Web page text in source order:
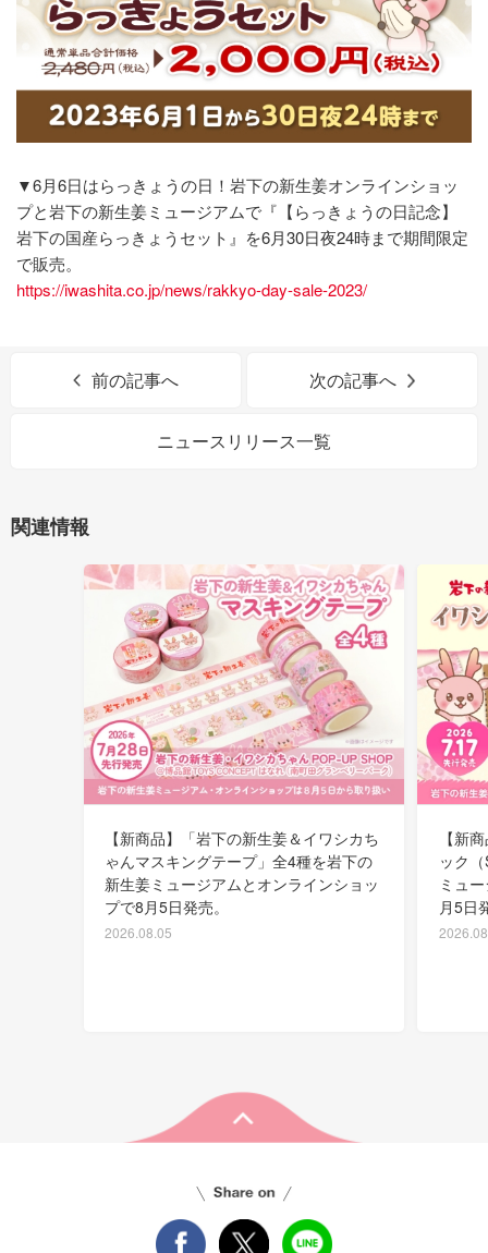
▼6月6日はらっきょうの日！岩下の新生姜オンラインショッ
プと岩下の新生姜ミュージアムで『【らっきょうの日記念】
岩下の国産らっきょうセット』を6月30日夜24時まで期間限定
で販売。
https://iwashita.co.jp/news/rakkyo-day-sale-2023/
前の記事へ 次の記事へ
ニュースリリース一覧
関連情報
【新商品】「岩下の新生姜＆イワシカち
ゃんマスキングテープ」全4種を岩下の
新生姜ミュージアムとオンラインショッ
プで8月5日発売。
2026.08.05
【新
ック
ミュ
月5日